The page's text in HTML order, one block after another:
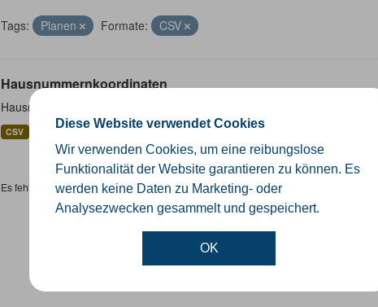
Diese Website verwendet Cookies
Wir verwenden Cookies, um eine reibungslose
Funktionalität der Website garantieren zu können. Es
werden keine Daten zu Marketing- oder
Analysezwecken gesammelt und gespeichert.
OK
Tags: Planen Formate: CSV
Hausnummernkoordinaten
Hausnummernkoordinaten abgeleitet aus dem ALKIS-Bestand
CSV GeoJSON SHP
Es fehlen spezifische Datensätze? Wenden Sie sich bitte an einen Administrator unter: